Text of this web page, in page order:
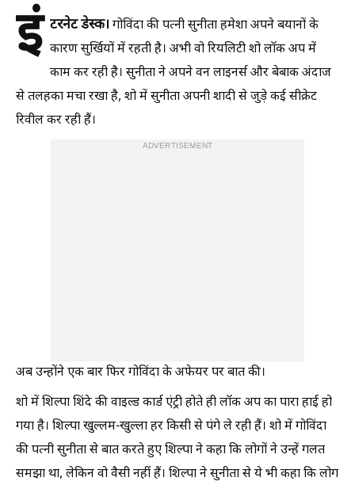
इं टरनेट डेस्क। गोविंदा की पत्नी सुनीता हमेशा अपने बयानों के
कारण सुर्खियों में रहती है। अभी वो रियलिटी शो लॉक अप में
काम कर रही है। सुनीता ने अपने वन लाइनर्स और बेबाक अंदाज
से तलहका मचा रखा है, शो में सुनीता अपनी शादी से जुड़े कई सीक्रेट
रिवील कर रही हैं।
ADVERTISEMENT
अब उन्होंने एक बार फिर गोविंदा के अफेयर पर बात की।
शो में शिल्पा शिंदे की वाइल्ड कार्ड एंट्री होते ही लॉक अप का पारा हाई हो
गया है। शिल्पा खुल्लम-खुल्ला हर किसी से पंगे ले रही हैं। शो में गोविंदा
की पत्नी सुनीता से बात करते हुए शिल्पा ने कहा कि लोगों ने उन्हें गलत
समझा था, लेकिन वो वैसी नहीं हैं। शिल्पा ने सुनीता से ये भी कहा कि लोग